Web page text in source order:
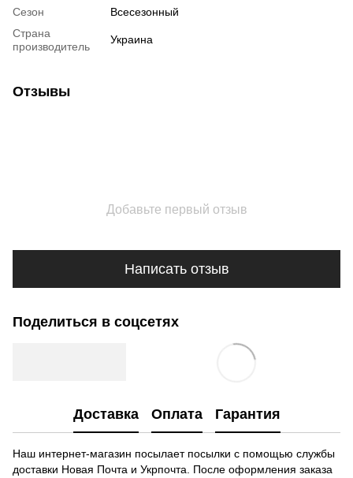
Сезон
Всесезонный
Страна
производитель
Украина
Отзывы
Добавьте первый отзыв
Написать отзыв
Поделиться в соцсетях
Доставка Оплата Гарантия
Наш интернет-магазин посылает посылки с помощью службы
доставки Новая Почта и Укрпочта. После оформления заказа